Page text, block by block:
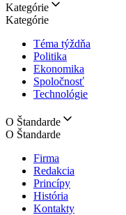
Kategórie
Kategórie
Téma týždňa
Politika
Ekonomika
Spoločnosť
Technológie
O Štandarde
O Štandarde
Firma
Redakcia
Princípy
História
Kontakty